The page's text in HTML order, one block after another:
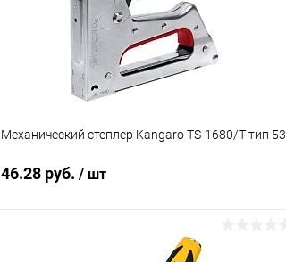
Механический степлер Kangaro TS-1680/T тип 53
46.28 руб. / шт
В корзину